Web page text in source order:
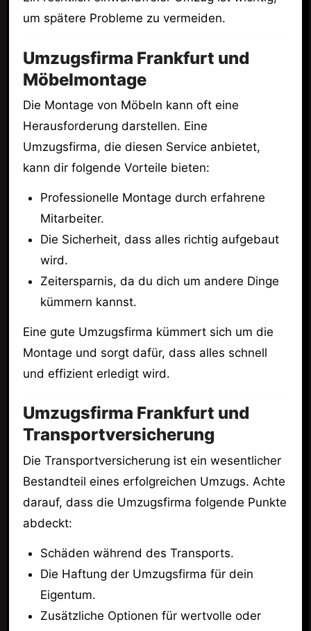
um spätere Probleme zu vermeiden.
Umzugsfirma Frankfurt und
Möbelmontage
Die Montage von Möbeln kann oft eine
Herausforderung darstellen. Eine
Umzugsfirma, die diesen Service anbietet,
kann dir folgende Vorteile bieten:
Professionelle Montage durch erfahrene
Mitarbeiter.
Die Sicherheit, dass alles richtig aufgebaut
wird.
Zeitersparnis, da du dich um andere Dinge
kümmern kannst.
Eine gute Umzugsfirma kümmert sich um die
Montage und sorgt dafür, dass alles schnell
und effizient erledigt wird.
Umzugsfirma Frankfurt und
Transportversicherung
Die Transportversicherung ist ein wesentlicher
Bestandteil eines erfolgreichen Umzugs. Achte
darauf, dass die Umzugsfirma folgende Punkte
abdeckt:
Schäden während des Transports.
Die Haftung der Umzugsfirma für dein
Eigentum.
Zusätzliche Optionen für wertvolle oder